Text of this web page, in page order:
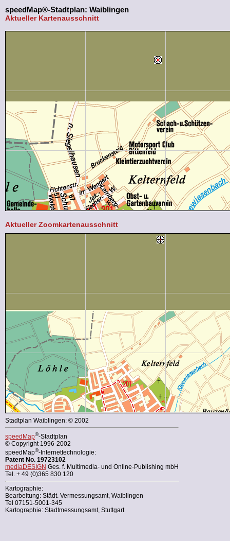
speedMap®-Stadtplan: Waiblingen
Aktueller Kartenausschnitt
Aktueller Zoomkartenausschnitt
Stadtplan Waiblingen: © 2002
speedMap®-Stadtplan
© Copyright 1996-2002
speedMap®-Internettechnologie:
Patent No. 19723102
mediaDESIGN Ges. f. Multimedia- und Online-Publishing mbH
Tel. + 49 (0)365 830 120
Kartographie:
Bearbeitung: Städt. Vermessungsamt, Waiblingen
Tel 07151-5001-345
Kartographie: Stadtmessungsamt, Stuttgart